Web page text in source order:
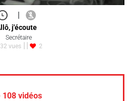
|
j'écoute
Secrétaire
vues
2
108vidéos